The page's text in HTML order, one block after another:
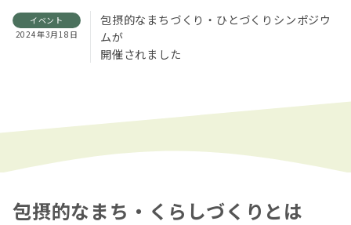
イベント
2024年3月18日
包摂的なまちづくり・ひとづくりシンポジウ
ムが
開催されました
包摂的なまち・くらしづくりとは